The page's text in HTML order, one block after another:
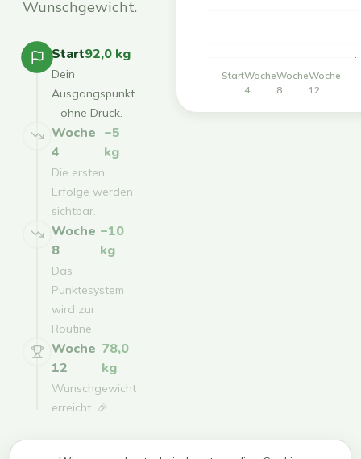
Wunschgewicht.
Start92,0 kg
Dein
Ausgangspunkt
– ohne Druck.
Woche
4
−5
kg
Die ersten
Erfolge werden
sichtbar.
Woche
8
−10
kg
Das
Punktesystem
wird zur
Routine.
Woche
12
78,0
kg
Wunschgewicht
erreicht. 🎉
StartWoche
4
Woche
8
Woche
12